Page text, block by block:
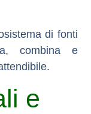
di fonti
combina e
e